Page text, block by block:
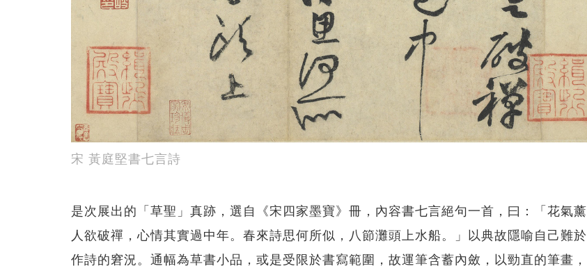
宋 黃庭堅書七言詩
是次展出的「草聖」真跡，選自《宋四家墨寶》冊，內容書七言絕句一首，曰：「花氣薰
人欲破禪，心情其實過中年。春來詩思何所似，八節灘頭上水船。」以典故隱喻自己難於
作詩的窘況。通幅為草書小品，或是受限於書寫範圍，故運筆含蓄內斂，以勁直的筆畫，